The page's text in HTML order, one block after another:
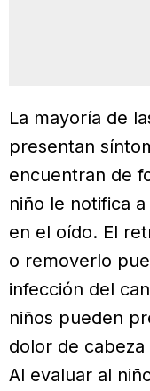
La mayoría de
presentan
encuentran de
niño le notifica
en el oído. El
o removerlo
infección del
niños pueden
dolor de
Al evaluar al